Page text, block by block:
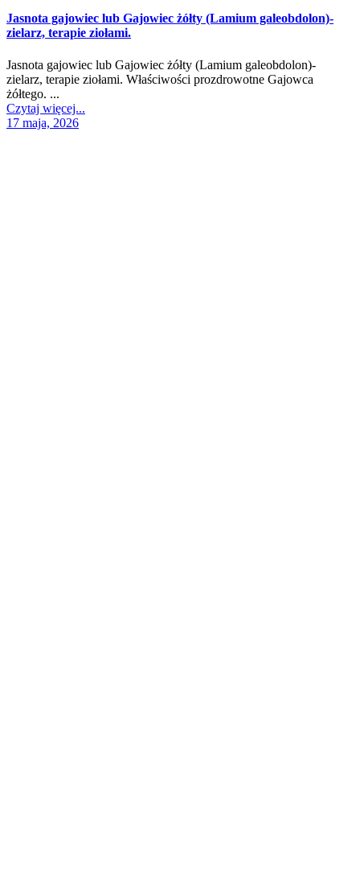
Jasnota gajowiec lub Gajowiec żółty (Lamium galeobdolon)-
zielarz, terapie ziołami.
Jasnota gajowiec lub Gajowiec żółty (Lamium galeobdolon)-
zielarz, terapie ziołami. Właściwości prozdrowotne Gajowca
żółtego. ...
Czytaj więcej...
17 maja, 2026